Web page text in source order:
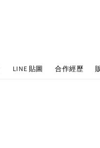
LINE 貼圖 合作經歷